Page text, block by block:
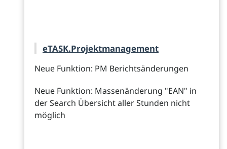
eTASK.Projektmanagement
Neue Funktion: PM Berichtsänderungen
Neue Funktion: Massenänderung "EAN" in
der Search Übersicht aller Stunden nicht
möglich